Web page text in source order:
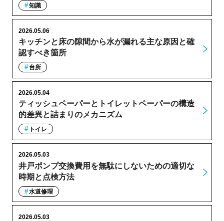
知識
キッチンと床の隙間から水が漏れる主な原因と確
認すべき箇所
2026.05.06
台所
ティッシュペーパーとトイレットペーパーの構造
的差異と詰まりのメカニズム
2026.05.04
トイレ
井戸ポンプ交換費用を無駄にしないための適切な
時期と点検方法
2026.05.03
水道修理
2026.05.03